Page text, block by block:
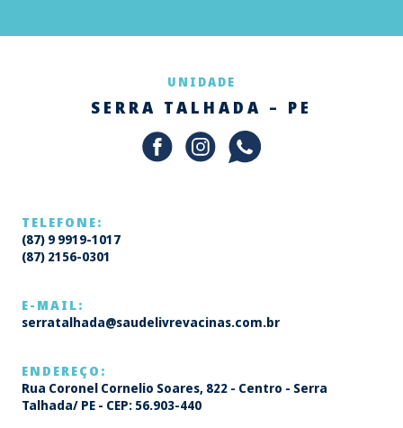
UNIDADE
SERRA TALHADA – PE
TELEFONE:
(87) 9 9919-1017
(87) 2156-0301
E-MAIL:
serratalhada@saudelivrevacinas.com.br
ENDEREÇO:
Rua Coronel Cornelio Soares, 822 - Centro - Serra
Talhada/ PE - CEP: 56.903-440